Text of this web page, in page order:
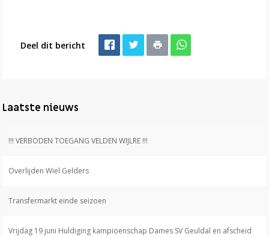
Deel dit bericht
Laatste nieuws
!!! VERBODEN TOEGANG VELDEN WIJLRE !!!
Overlijden Wiel Gelders
Transfermarkt einde seizoen
Vrijdag 19 juni Huldiging kampioenschap Dames SV Geuldal en afscheid